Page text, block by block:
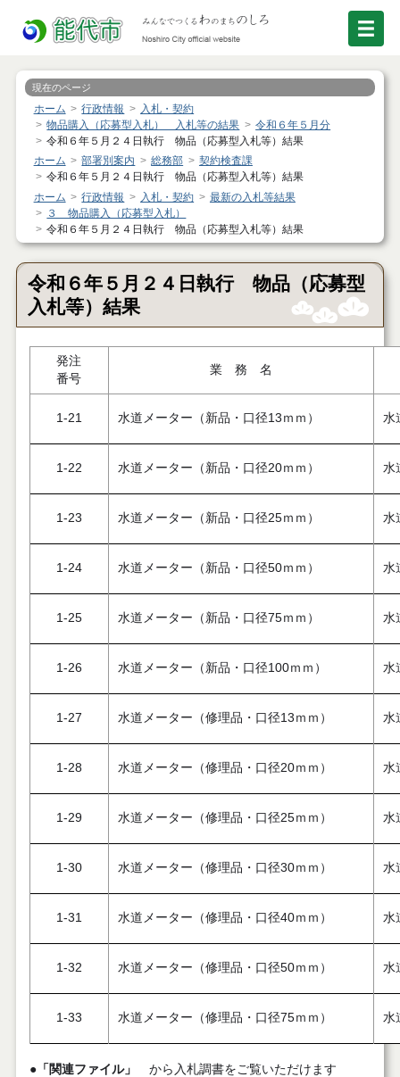
現在のページ
ホーム 行政情報
入札・契約
物品購入（応募型入札） 入札等の結果
令和６年５月分
令和６年５月２４日執行 物品（応募型入札等）結果
ホーム
部署別案内 総務部
契約検査課
令和６年５月２４日執行 物品（応募型入札等）結果
ホーム
行政情報 入札・契約
最新の入札等結果
３ 物品購入（応募型入札）
令和６年５月２４日執行 物品（応募型入札等）結果
令和６年５月２４日執行 物品（応募型
入札等）結果
発注
番号
業 務 名
1-21 水道メーター（新品・口径13ｍｍ） 水
1-22 水道メーター（新品・口径20ｍｍ） 水
1-23 水道メーター（新品・口径25ｍｍ） 水
1-24 水道メーター（新品・口径50ｍｍ） 水
1-25 水道メーター（新品・口径75ｍｍ） 水
1-26 水道メーター（新品・口径100ｍｍ） 水
1-27 水道メーター（修理品・口径13ｍｍ） 水
1-28 水道メーター（修理品・口径20ｍｍ） 水
1-29 水道メーター（修理品・口径25ｍｍ） 水
1-30 水道メーター（修理品・口径30ｍｍ） 水
1-31 水道メーター（修理品・口径40ｍｍ） 水
1-32 水道メーター（修理品・口径50ｍｍ） 水
1-33 水道メーター（修理品・口径75ｍｍ） 水
●「関連ファイル」 から入札調書をご覧いただけます